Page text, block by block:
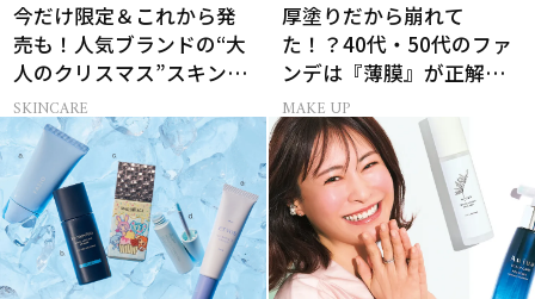
今だけ限定＆これから発
売も！人気ブランドの“大
人のクリスマス”スキンケ
アキット15選
SKINCARE
厚塗りだから崩れて
た！？40代・50代のファ
ンデは『薄膜』が正解で
した
MAKE UP